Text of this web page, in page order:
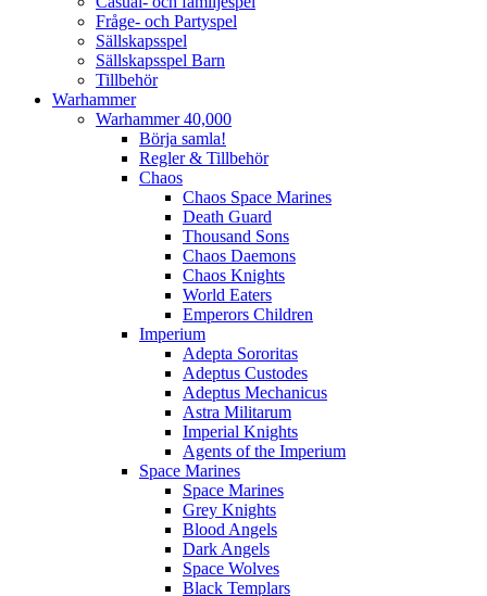
Fråge- och Partyspel
Sällskapsspel
Sällskapsspel Barn
Tillbehör
Warhammer
Warhammer 40,000
Börja samla!
Regler & Tillbehör
Chaos
Chaos Space Marines
Death Guard
Thousand Sons
Chaos Daemons
Chaos Knights
World Eaters
Emperors Children
Imperium
Adepta Sororitas
Adeptus Custodes
Adeptus Mechanicus
Astra Militarum
Imperial Knights
Agents of the Imperium
Space Marines
Space Marines
Grey Knights
Blood Angels
Dark Angels
Space Wolves
Black Templars